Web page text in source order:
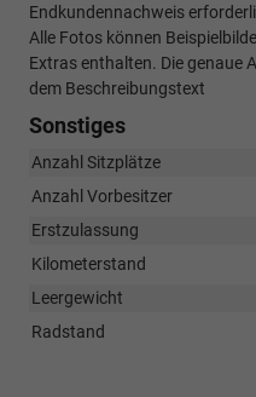
Endkundennachweis
Alle Fotos können
Extras enthalten. Die genaue
dem Beschreibungstext
Sonstiges
Anzahl Sitzplätze
Anzahl Vorbesitzer
Erstzulassung
Kilometerstand
Leergewicht
Radstand